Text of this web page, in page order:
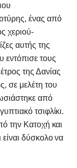
ένας από
χεριού-
αυτής της
εντόπισε τους
της Δανίας
σε μελέτη του
από
τσιφλίκι.
την Κατοχή και
είναι δύσκολο να